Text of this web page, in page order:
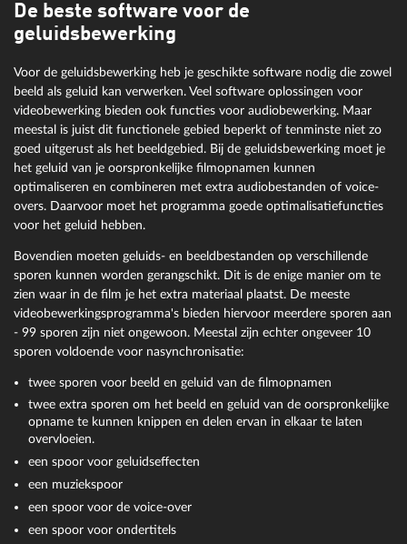
De beste software voor de
geluidsbewerking
Voor de geluidsbewerking heb je geschikte software nodig die zowel
beeld als geluid kan verwerken. Veel software oplossingen voor
videobewerking bieden ook functies voor audiobewerking. Maar
meestal is juist dit functionele gebied beperkt of tenminste niet zo
goed uitgerust als het beeldgebied. Bij de geluidsbewerking moet je
het geluid van je oorspronkelijke filmopnamen kunnen
optimaliseren en combineren met extra audiobestanden of voice-
overs. Daarvoor moet het programma goede optimalisatiefuncties
voor het geluid hebben.
Bovendien moeten geluids- en beeldbestanden op verschillende
sporen kunnen worden gerangschikt. Dit is de enige manier om te
zien waar in de film je het extra materiaal plaatst. De meeste
videobewerkingsprogramma's bieden hiervoor meerdere sporen aan
- 99 sporen zijn niet ongewoon. Meestal zijn echter ongeveer 10
sporen voldoende voor nasynchronisatie:
twee sporen voor beeld en geluid van de filmopnamen
twee extra sporen om het beeld en geluid van de oorspronkelijke
opname te kunnen knippen en delen ervan in elkaar te laten
overvloeien.
een spoor voor geluidseffecten
een muziekspoor
een spoor voor de voice-over
een spoor voor ondertitels